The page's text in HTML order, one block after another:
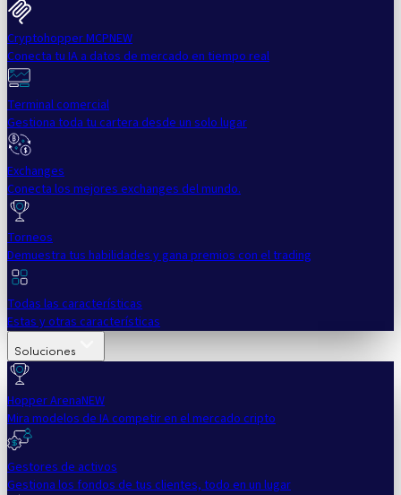
Cryptohopper MCPNEW
Conecta tu IA a datos de mercado en tiempo real
Terminal comercial
Gestiona toda tu cartera desde un solo lugar
Exchanges
Conecta los mejores exchanges del mundo.
Torneos
Demuestra tus habilidades y gana premios con el trading
Todas las características
Estas y otras características
Soluciones
Hopper ArenaNEW
Mira modelos de IA competir en el mercado cripto
Gestores de activos
Gestiona los fondos de tus clientes, todo en un lugar